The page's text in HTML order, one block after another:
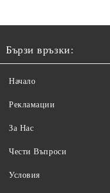
Бързи връзки:
Начало
Рекламации
За Нас
Чести Въпроси
Условия